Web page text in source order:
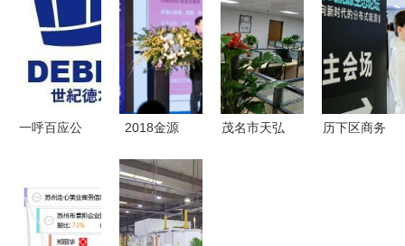
品 打造智
能家居生态
线上到线下
的跨界合作
新范式
外采不涉核
化金融与电
一呼百应公
的价值与实
践
2018金源
暨招商启动
仪式盛大启
幕 金源·一
茂名市天弘
历下区商务